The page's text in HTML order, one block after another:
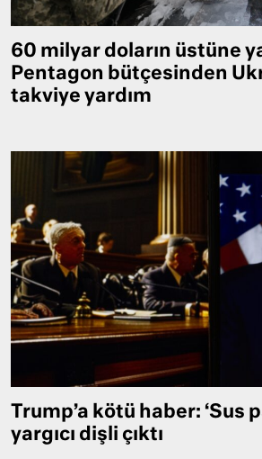
60 milyar doların üstüne
Pentagon bütçesinden
takviye yardım
Trump’a kötü haber: ‘Sus
yargıcı dişli çıktı